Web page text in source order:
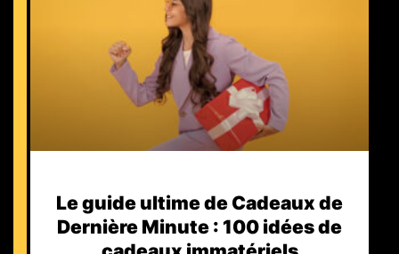
Le guide ultime de Cadeaux de
Dernière Minute : 100 idées de